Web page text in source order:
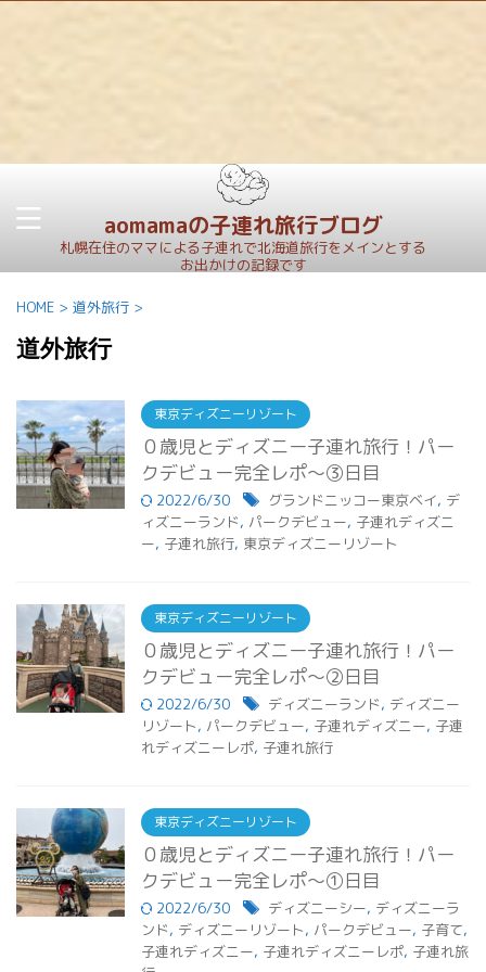
aomamaの子連れ旅行ブログ
札幌在住のママによる子連れで北海道旅行をメインとする
お出かけの記録です
HOME > 道外旅行 >
道外旅行
東京ディズニーリゾート
０歳児とディズニー子連れ旅行！パー
クデビュー完全レポ～③日目
2022/6/30 グランドニッコー東京ベイ, デ
ィズニーランド, パークデビュー, 子連れディズニ
ー, 子連れ旅行, 東京ディズニーリゾート
東京ディズニーリゾート
０歳児とディズニー子連れ旅行！パー
クデビュー完全レポ～②日目
2022/6/30 ディズニーランド, ディズニー
リゾート, パークデビュー, 子連れディズニー, 子連
れディズニーレポ, 子連れ旅行
東京ディズニーリゾート
０歳児とディズニー子連れ旅行！パー
クデビュー完全レポ～①日目
2022/6/30 ディズニーシー, ディズニーラ
ンド, ディズニーリゾート, パークデビュー, 子育て,
子連れディズニー, 子連れディズニーレポ, 子連れ旅